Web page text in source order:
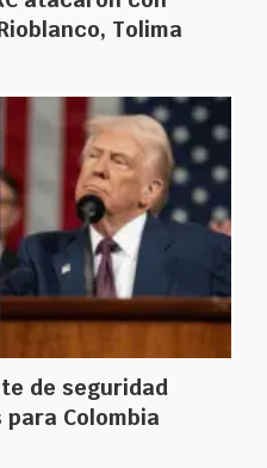
Tolima
de seguridad
para Colombia